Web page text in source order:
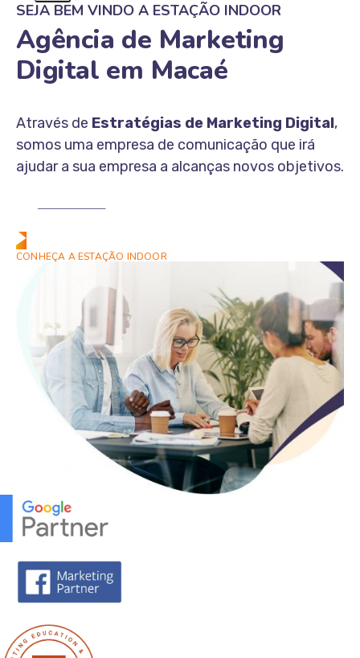
SEJA BEM VINDO A ESTAÇÃO INDOOR
Agência de Marketing
Digital em Macaé
Através de Estratégias de Marketing Digital,
somos uma empresa de comunicação que irá
ajudar a sua empresa a alcanças novos objetivos.
CONHEÇA A ESTAÇÃO INDOOR